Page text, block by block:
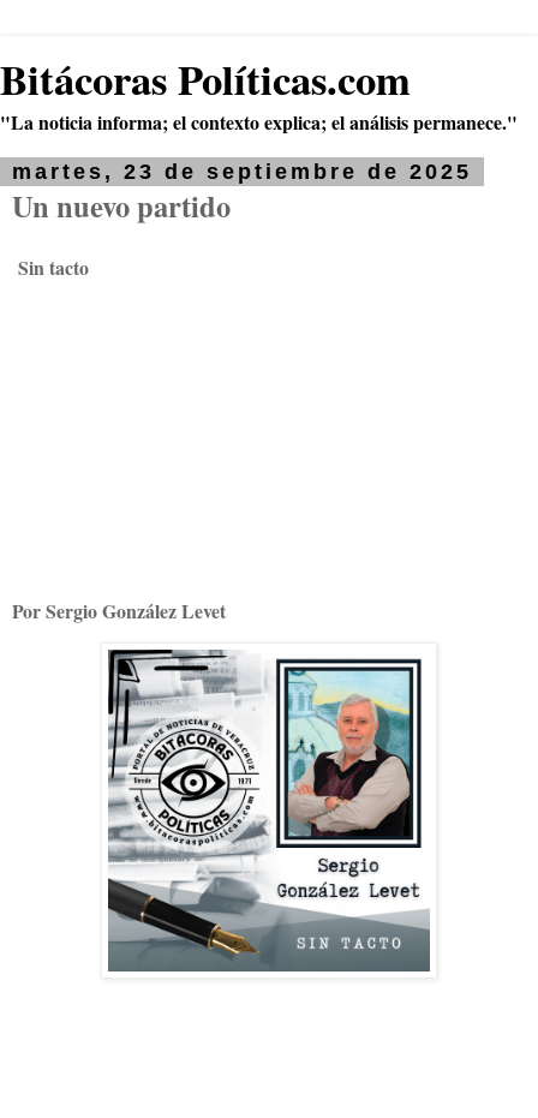
Bitácoras Políticas.com
"La noticia informa; el contexto explica; el análisis permanece."
martes, 23 de septiembre de 2025
Un nuevo partido
Sin tacto
Por Sergio González Levet